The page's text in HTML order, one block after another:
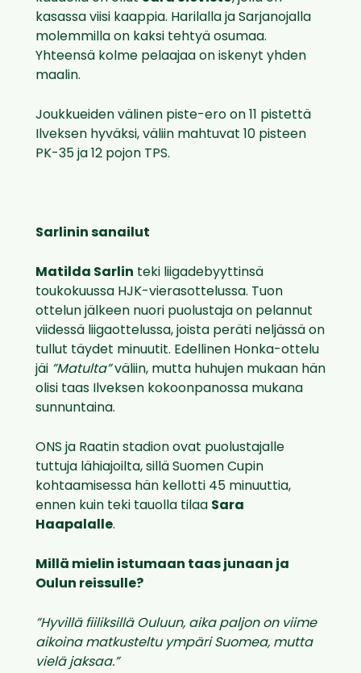
kasassa viisi kaappia. Harilalla ja Sarjanojalla
molemmilla on kaksi tehtyä osumaa.
Yhteensä kolme pelaajaa on iskenyt yhden
maalin.
Joukkueiden välinen piste-ero on 11 pistettä
Ilveksen hyväksi, väliin mahtuvat 10 pisteen
PK-35 ja 12 pojon TPS.
Sarlinin sanailut
Matilda Sarlin teki liigadebyyttinsä
toukokuussa HJK-vierasottelussa. Tuon
ottelun jälkeen nuori puolustaja on pelannut
viidessä liigaottelussa, joista peräti neljässä on
tullut täydet minuutit. Edellinen Honka-ottelu
jäi ”Matulta”väliin, mutta huhujen mukaan hän
olisi taas Ilveksen kokoonpanossa mukana
sunnuntaina.
ONS ja Raatin stadion ovat puolustajalle
tuttuja lähiajoilta, sillä Suomen Cupin
kohtaamisessa hän kellotti 45 minuuttia,
ennen kuin teki tauolla tilaa Sara
Haapalalle.
Millä mielin istumaan taas junaan ja
Oulun reissulle?
”Hyvillä fiiliksillä Ouluun, aika paljon on viime
aikoina matkusteltu ympäri Suomea, mutta
vielä jaksaa.”